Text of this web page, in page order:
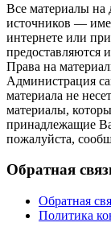
Все материалы на
источников —
интернете или
предоставляются
Права на
Администрация
материала не
материалы,
принадлежащие
пожалуйста,
Обратная
Обратная
Политика